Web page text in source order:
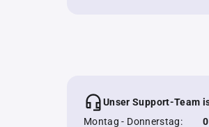
Unser Support-Team
Montag - Donnerstag: